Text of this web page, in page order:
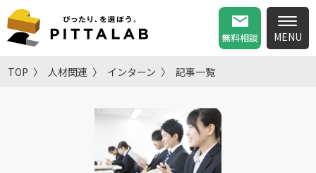
無料相談
TOP 人材関連 インターン 記事一覧